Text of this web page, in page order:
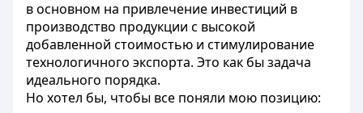
в основном на привлечение инвестиций в
производство продукции с высокой
добавленной стоимостью и стимулирование
технологичного экспорта. Это как бы задача
идеального порядка.
Но хотел бы, чтобы все поняли мою позицию: